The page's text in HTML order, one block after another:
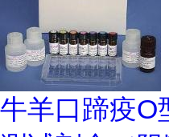
牛羊口蹄疫O